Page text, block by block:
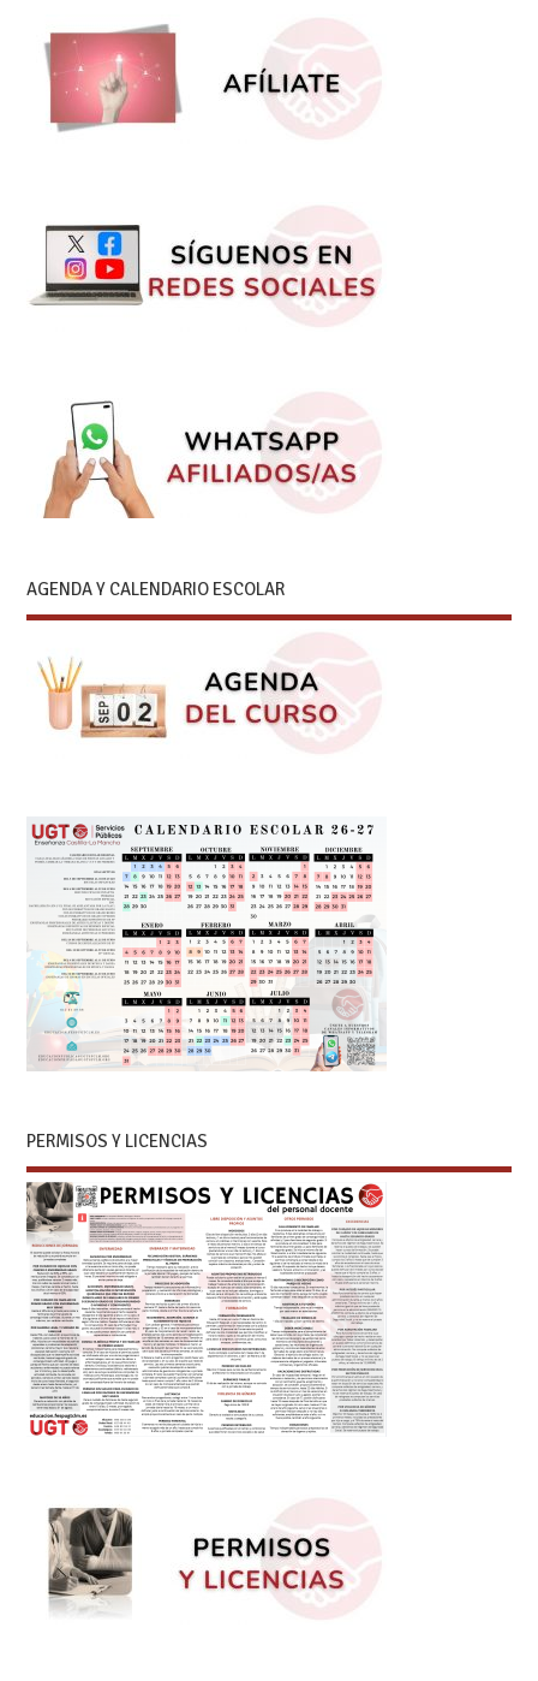
AGENDA Y CALENDARIO ESCOLAR
PERMISOS Y LICENCIAS